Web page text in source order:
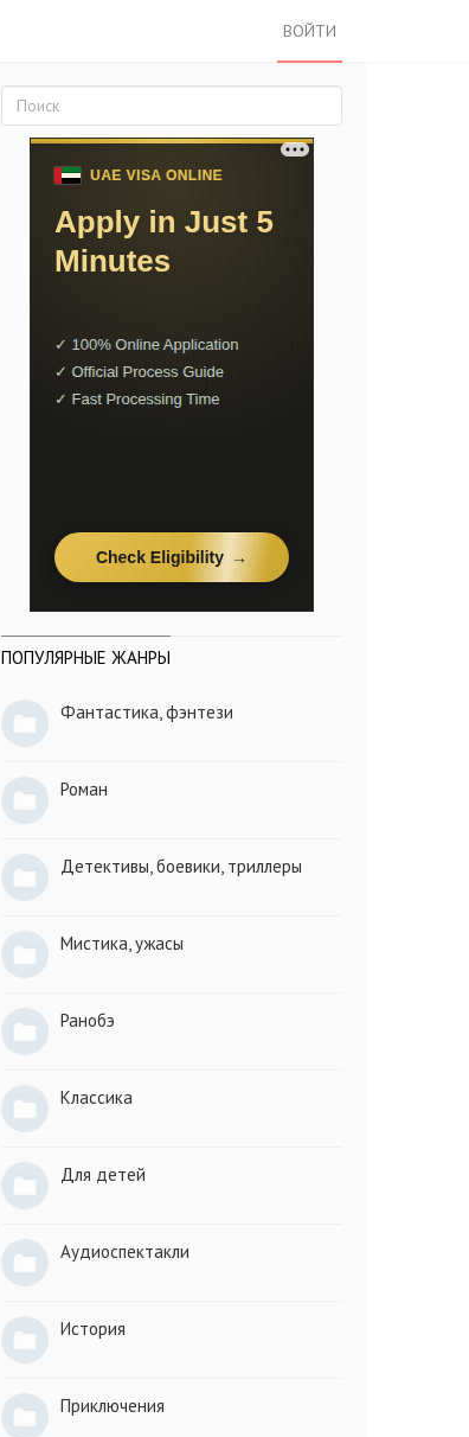
ВОЙТИ
ПОПУЛЯРНЫЕ ЖАНРЫ
Фантастика, фэнтези
Роман
Детективы, боевики, триллеры
Мистика, ужасы
Ранобэ
Классика
Для детей
Аудиоспектакли
История
Приключения